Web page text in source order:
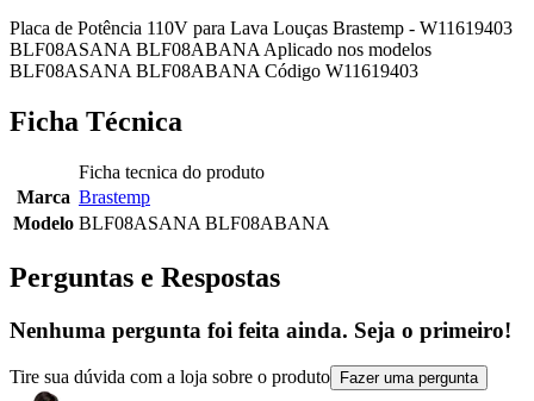
Placa de Potência 110V para Lava Louças Brastemp - W11619403
BLF08ASANA BLF08ABANA Aplicado nos modelos
BLF08ASANA BLF08ABANA Código W11619403
Ficha Técnica
Ficha tecnica do produto
Marca Brastemp
Modelo BLF08ASANA BLF08ABANA
Perguntas e Respostas
Nenhuma pergunta foi feita ainda. Seja o primeiro!
Tire sua dúvida com a loja sobre o produto Fazer uma pergunta